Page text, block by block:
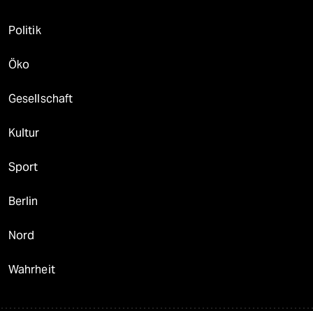
Politik
Öko
Gesellschaft
Kultur
Sport
Berlin
Nord
Wahrheit